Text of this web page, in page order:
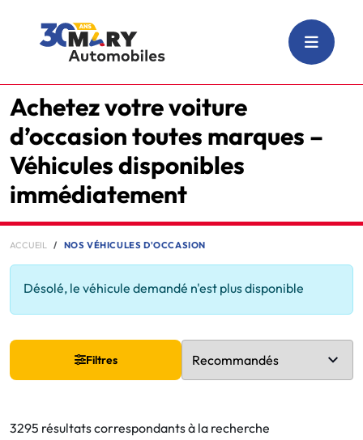
Achetez votre voiture
d’occasion toutes marques –
Véhicules disponibles
immédiatement
ACCUEIL NOS VÉHICULES D'OCCASION
Désolé, le véhicule demandé n'est plus disponible
Filtres
3295 résultats correspondants à la recherche